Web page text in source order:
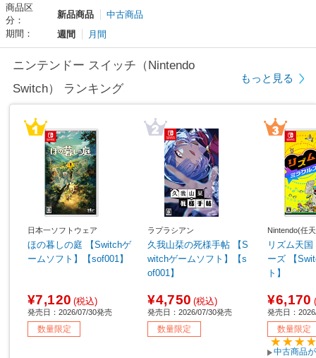
商品区
分：
新品商品
中古商品
期間：
週間 月間
ニンテンドー スイッチ（Nintendo
Switch） ランキング
もっと見る
日本一ソフトウェア
ほの暮しの庭 【Switchゲ
ームソフト】【sof001】
¥7,120 (税込)
発売日：2026/07/30発売
数量限定
ラプラシアン
久我山栞の死様手帖 【S
witchゲームソフト】【s
of001】
¥4,750 (税込)
発売日：2026/07/30発売
数量限定
Nintendo(任
リズム天
ーズ 【
ト】
¥6,170
発売日：
数量限定
中古商品